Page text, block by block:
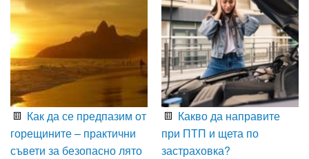
Как да се предпазим от
горещините – практични
съвети за безопасно лято
Какво да направите
при ПТП и щета по
застраховка?